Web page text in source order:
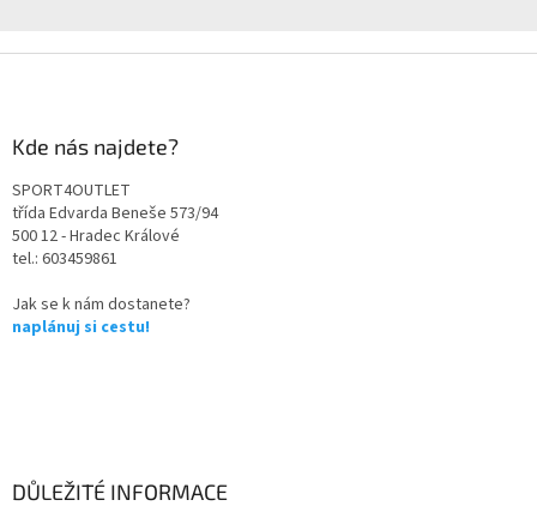
Kde nás najdete?
SPORT4OUTLET
třída Edvarda Beneše 573/94
500 12 - Hradec Králové
tel.: 603459861
Jak se k nám dostanete?
naplánuj si cestu!
DŮLEŽITÉ INFORMACE